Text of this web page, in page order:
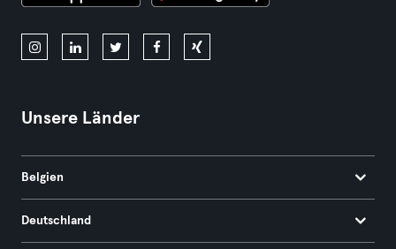
Unsere Länder
Belgien
Deutschland